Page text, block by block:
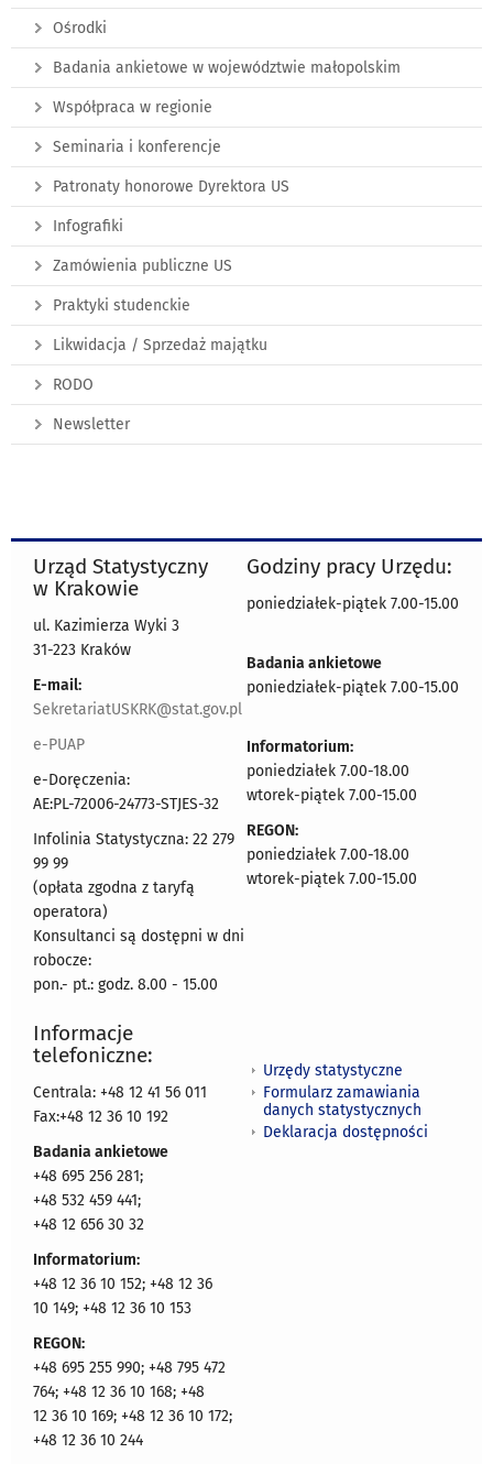
Ośrodki
Badania ankietowe w województwie małopolskim
Współpraca w regionie
Seminaria i konferencje
Patronaty honorowe Dyrektora US
Infografiki
Zamówienia publiczne US
Praktyki studenckie
Likwidacja / Sprzedaż majątku
RODO
Newsletter
Urząd Statystyczny
w Krakowie
ul. Kazimierza Wyki 3
31-223 Kraków
E-mail:
SekretariatUSKRK@stat.gov.pl
e-PUAP
e-Doręczenia:
AE:PL-72006-24773-STJES-32
Infolinia Statystyczna: 22 279
99 99
(opłata zgodna z taryfą
operatora)
Konsultanci są dostępni w dni
robocze:
pon.- pt.: godz. 8.00 - 15.00
Godziny pracy Urzędu:
poniedziałek-piątek 7.00-15.00
Badania ankietowe
poniedziałek-piątek 7.00-15.00
Informatorium:
poniedziałek 7.00-18.00
wtorek-piątek 7.00-15.00
REGON:
poniedziałek 7.00-18.00
wtorek-piątek 7.00-15.00
Informacje
telefoniczne:
Centrala: +48 12 41 56 011
Fax:+48 12 36 10 192
Badania ankietowe
+48 695 256 281;
+48 532 459 441;
+48 12 656 30 32
Informatorium:
+48 12 36 10 152; +48 12 36
10 149; +48 12 36 10 153
REGON:
+48 695 255 990; +48 795 472
764; +48 12 36 10 168; +48
12 36 10 169; +48 12 36 10 172;
+48 12 36 10 244
Urzędy statystyczne
Formularz zamawiania
danych statystycznych
Deklaracja dostępności